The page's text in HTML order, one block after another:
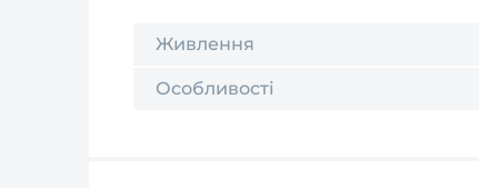
Живлення
Особливості